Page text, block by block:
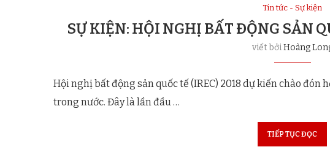
Tin tức - Sự kiện
SỰ KIỆN: HỘI NGHỊ BẤT ĐỘNG SẢN
viết bởiHoàng
Hội nghị bất động sản quốc tế (IREC) 2018 dự kiến ​​chào đón
trong nước. Đây là lần đầu …
TIẾP TỤC ĐỌC